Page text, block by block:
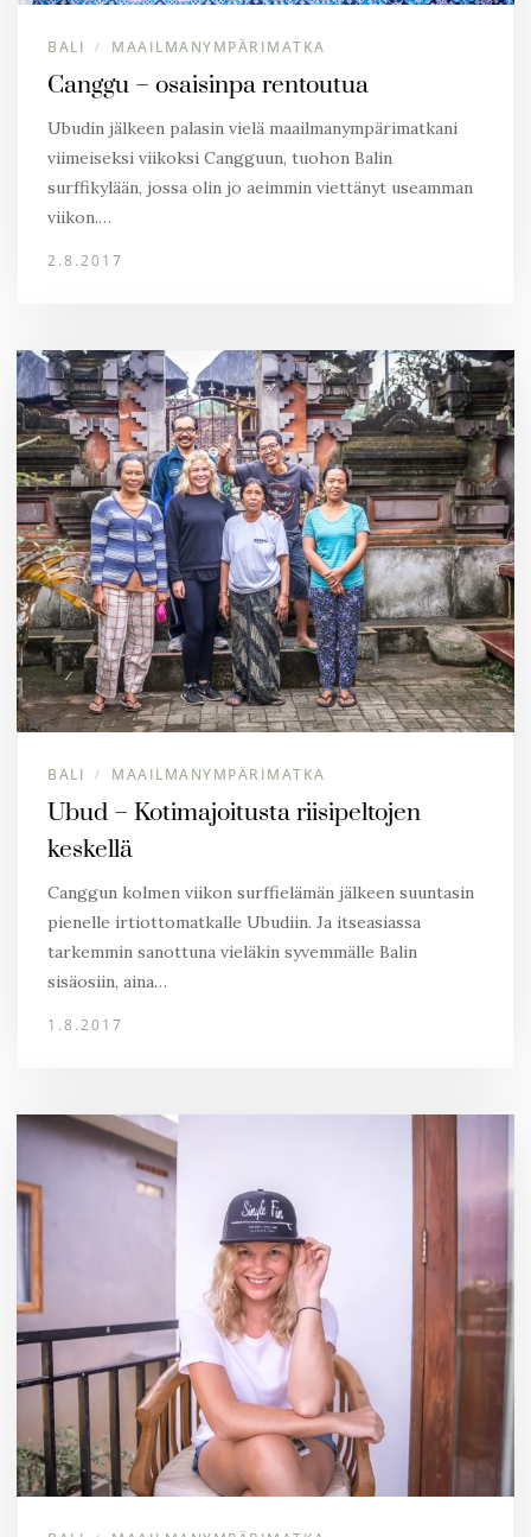
BALI / MAAILMANYMPÄRIMATKA
Canggu – osaisinpa rentoutua
Ubudin jälkeen palasin vielä maailmanympärimatkani
viimeiseksi viikoksi Cangguun, tuohon Balin
surffikylään, jossa olin jo aeimmin viettänyt useamman
viikon.…
2.8.2017
BALI / MAAILMANYMPÄRIMATKA
Ubud – Kotimajoitusta riisipeltojen
keskellä
Canggun kolmen viikon surffielämän jälkeen suuntasin
pienelle irtiottomatkalle Ubudiin. Ja itseasiassa
tarkemmin sanottuna vieläkin syvemmälle Balin
sisäosiin, aina…
1.8.2017